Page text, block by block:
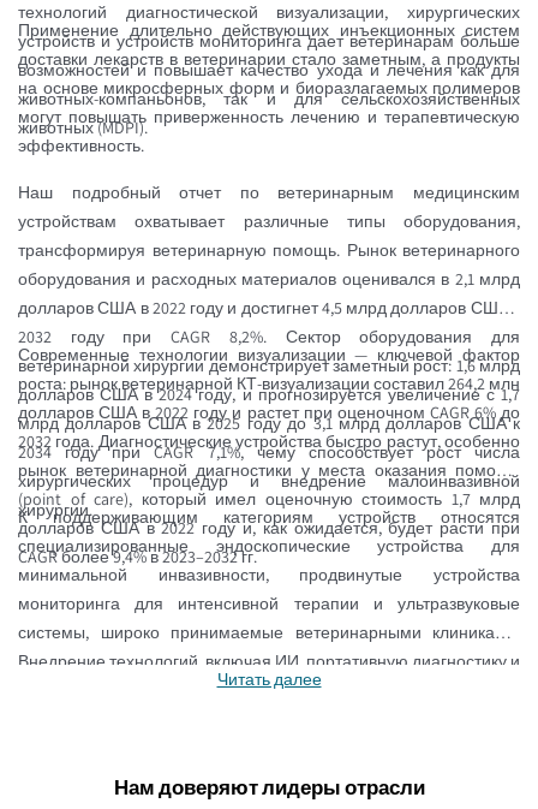
технологий диагностической визуализации, хирургических
устройств и устройств мониторинга дает ветеринарам больше
возможностей и повышает качество ухода и лечения как для
животных-компаньонов, так и для сельскохозяйственных
животных (MDPI).
Применение длительно действующих инъекционных систем
доставки лекарств в ветеринарии стало заметным, а продукты
на основе микросферных форм и биоразлагаемых полимеров
могут повышать приверженность лечению и терапевтическую
эффективность.
Наш подробный отчет по ветеринарным медицинским
устройствам охватывает различные типы оборудования,
трансформируя ветеринарную помощь. Рынок ветеринарного
оборудования и расходных материалов оценивался в 2,1 млрд
долларов США в 2022 году и достигнет 4,5 млрд долларов США к
2032 году при CAGR 8,2%. Сектор оборудования для
ветеринарной хирургии демонстрирует заметный рост: 1,6 млрд
долларов США в 2024 году, и прогнозируется увеличение с 1,7
млрд долларов США в 2025 году до 3,1 млрд долларов США к
2034 году при CAGR 7,1%, чему способствует рост числа
хирургических процедур и внедрение малоинвазивной
хирургии.
Современные технологии визуализации — ключевой фактор
роста: рынок ветеринарной КТ-визуализации составил 264,2 млн
долларов США в 2022 году и растет при оценочном CAGR 6% до
2032 года. Диагностические устройства быстро растут, особенно
рынок ветеринарной диагностики у места оказания помощи
(point of care), который имел оценочную стоимость 1,7 млрд
долларов США в 2022 году и, как ожидается, будет расти при
CAGR более 9,4% в 2023–2032 гг.
К поддерживающим категориям устройств относятся
специализированные эндоскопические устройства для
минимальной инвазивности, продвинутые устройства
мониторинга для интенсивной терапии и ультразвуковые
системы, широко принимаемые ветеринарными клиниками.
Внедрение технологий, включая ИИ, портативную диагностику и
передовую визуализацию, меняет использование
диагностики, более точного лечения и результатов для
Читать далее
Нам доверяют лидеры отрасли